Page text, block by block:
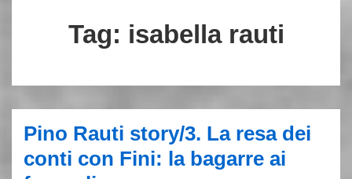
Tag: isabella rauti
Pino Rauti story/3. La resa dei
conti con Fini: la bagarre ai